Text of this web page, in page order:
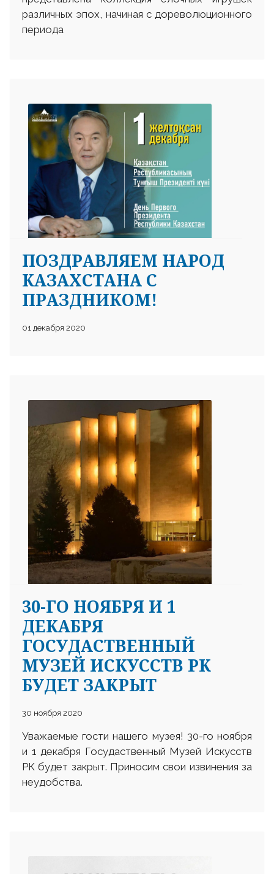
различных эпох, начиная с дореволюционного
периода
ПОЗДРАВЛЯЕМ НАРОД
КАЗАХСТАНА С
ПРАЗДНИКОМ!
01 декабря 2020
30-ГО НОЯБРЯ И 1
ДЕКАБРЯ
ГОСУДАСТВЕННЫЙ
МУЗЕЙ ИСКУССТВ РК
БУДЕТ ЗАКРЫТ
30 ноября 2020
Уважаемые гости нашего музея! 30-го ноября
и 1 декабря Госудаственный Музей Искусств
РК будет закрыт. Приносим свои извинения за
неудобства.